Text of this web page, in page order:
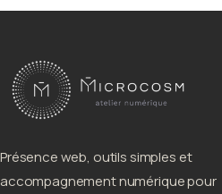
Présence web, outils simples et
accompagnement numérique pour